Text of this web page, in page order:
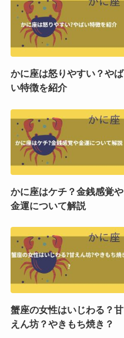
かに座は怒りやすい？やば
い特徴を紹介
かに座はケチ？金銭感覚や
金運について解説
蟹座の女性はいじわる？甘
えん坊？やきもち焼き？